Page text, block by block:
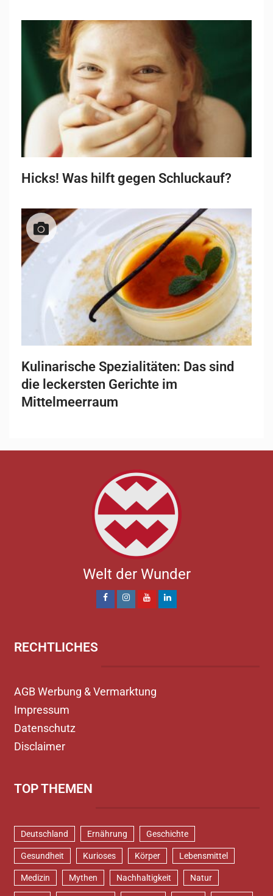
Hicks! Was hilft gegen Schluckauf?
Kulinarische Spezialitäten: Das sind
die leckersten Gerichte im
Mittelmeerraum
Welt der Wunder
RECHTLICHES
AGB Werbung & Vermarktung
Impressum
Datenschutz
Disclaimer
TOP THEMEN
Deutschland Ernährung Geschichte
Gesundheit Kurioses Körper Lebensmittel
Medizin Mythen Nachhaltigkeit Natur